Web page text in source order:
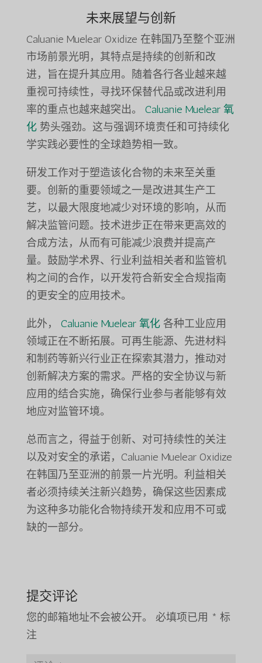
未来展望与创新
Caluanie Muelear Oxidize 在韩国乃至整个亚洲
市场前景光明，其特点是持续的创新和改
进，旨在提升其应用。随着各行各业越来越
重视可持续性，寻找环保替代品或改进利用
率的重点也越来越突出。 Caluanie Muelear 氧
化势头强劲。这与强调环境责任和可持续化
学实践必要性的全球趋势相一致。
研发工作对于塑造该化合物的未来至关重
要。创新的重要领域之一是改进其生产工
艺，以最大限度地减少对环境的影响，从而
解决监管问题。技术进步正在带来更高效的
合成方法，从而有可能减少浪费并提高产
量。鼓励学术界、行业利益相关者和监管机
构之间的合作，以开发符合新安全合规指南
的更安全的应用技术。
此外， Caluanie Muelear 氧化各种工业应用
领域正在不断拓展。可再生能源、先进材料
和制药等新兴行业正在探索其潜力，推动对
创新解决方案的需求。严格的安全协议与新
应用的结合实施，确保行业参与者能够有效
地应对监管环境。
总而言之，得益于创新、对可持续性的关注
以及对安全的承诺，Caluanie Muelear Oxidize
在韩国乃至亚洲的前景一片光明。利益相关
者必须持续关注新兴趋势，确保这些因素成
为这种多功能化合物持续开发和应用不可或
缺的一部分。
提交评论
您的邮箱地址不会被公开。 必填项已用 * 标
注